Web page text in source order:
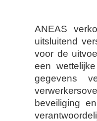
ANEAS
uitsluitend
voor de
een
gegevens
beveiliging